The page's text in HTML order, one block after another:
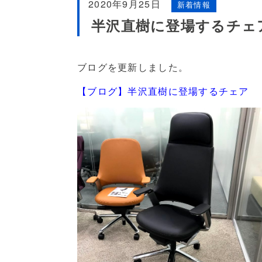
2020年9月25日 新着情報
半沢直樹に登場するチェ
ブログを更新しました。
【ブログ】半沢直樹に登場するチェア